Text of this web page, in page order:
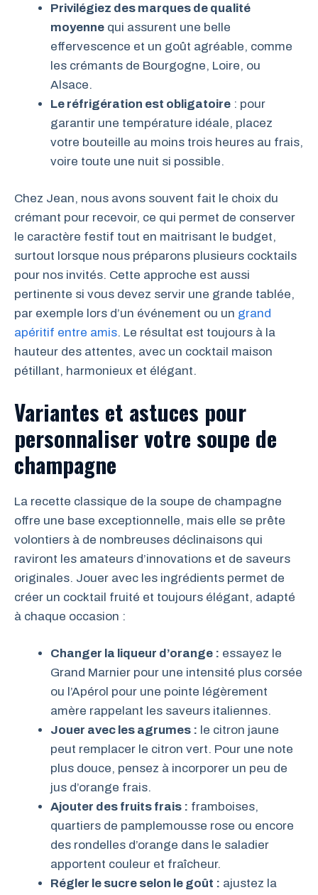
Privilégiez des marques de qualité
moyenne qui assurent une belle
effervescence et un goût agréable, comme
les crémants de Bourgogne, Loire, ou
Alsace.
Le réfrigération est obligatoire : pour
garantir une température idéale, placez
votre bouteille au moins trois heures au frais,
voire toute une nuit si possible.
Chez Jean, nous avons souvent fait le choix du
crémant pour recevoir, ce qui permet de conserver
le caractère festif tout en maitrisant le budget,
surtout lorsque nous préparons plusieurs cocktails
pour nos invités. Cette approche est aussi
pertinente si vous devez servir une grande tablée,
par exemple lors d’un événement ou un grand
apéritif entre amis. Le résultat est toujours à la
hauteur des attentes, avec un cocktail maison
pétillant, harmonieux et élégant.
Variantes et astuces pour
personnaliser votre soupe de
champagne
La recette classique de la soupe de champagne
offre une base exceptionnelle, mais elle se prête
volontiers à de nombreuses déclinaisons qui
raviront les amateurs d’innovations et de saveurs
originales. Jouer avec les ingrédients permet de
créer un cocktail fruité et toujours élégant, adapté
à chaque occasion :
Changer la liqueur d’orange : essayez le
Grand Marnier pour une intensité plus corsée
ou l’Apérol pour une pointe légèrement
amère rappelant les saveurs italiennes.
Jouer avec les agrumes : le citron jaune
peut remplacer le citron vert. Pour une note
plus douce, pensez à incorporer un peu de
jus d’orange frais.
Ajouter des fruits frais : framboises,
quartiers de pamplemousse rose ou encore
des rondelles d’orange dans le saladier
apportent couleur et fraîcheur.
Régler le sucre selon le goût : ajustez la